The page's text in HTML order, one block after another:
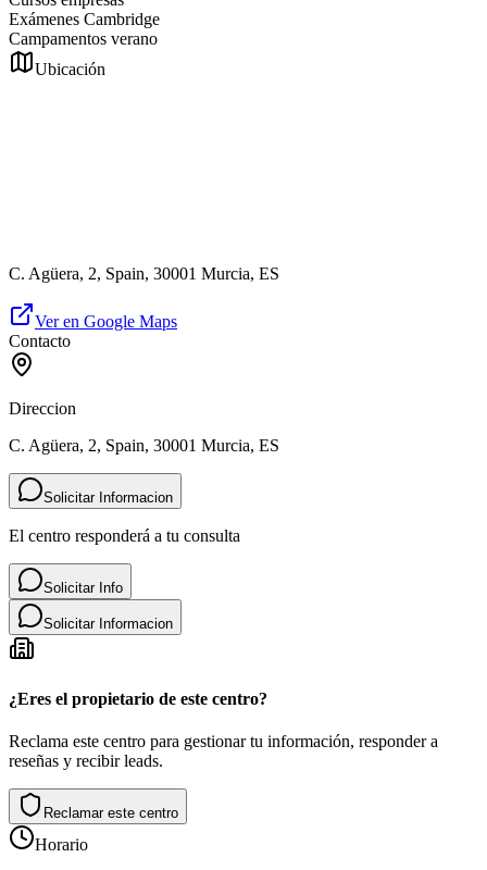
Exámenes Cambridge
Campamentos verano
Ubicación
C. Agüera, 2, Spain, 30001 Murcia, ES
Ver en Google Maps
Contacto
Direccion
C. Agüera, 2, Spain, 30001 Murcia, ES
Solicitar Informacion
El centro responderá a tu consulta
Solicitar Info
Solicitar Informacion
¿Eres el propietario de este centro?
Reclama este centro para gestionar tu información, responder a
reseñas y recibir leads.
Reclamar este centro
Horario